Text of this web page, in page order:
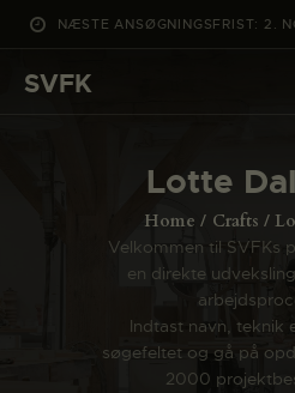
NÆSTE ANSØGNINGSFRIST: 2.
SVFK
Lotte
Home Crafts
Velkommen til SVFKs
en direkte
Indtast navn, teknik
søgefeltet og gå på
2000
DET SKER
CHANNEL
ANSØG
OM SVFK
ENGLISH